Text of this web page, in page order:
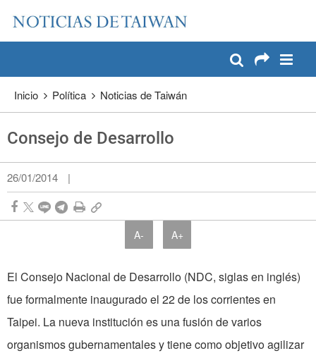
Pase a contenido principal
Inicio Política Noticias de Taiwán
Consejo de Desarrollo
26/01/2014 |
A- A+
El Consejo Nacional de Desarrollo (NDC, siglas en inglés)
fue formalmente inaugurado el 22 de los corrientes en
Taipei. La nueva institución es una fusión de varios
organismos gubernamentales y tiene como objetivo agilizar